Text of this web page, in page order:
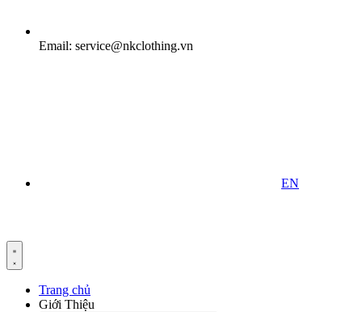
Email: service@nkclothing.vn
EN
Trang chủ
Giới Thiệu